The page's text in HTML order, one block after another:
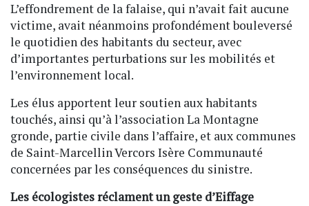
L’effondrement de la falaise, qui n’avait fait aucune
victime, avait néanmoins profondément bouleversé
le quotidien des habitants du secteur, avec
d’importantes perturbations sur les mobilités et
l’environnement local.
Les élus apportent leur soutien aux habitants
touchés, ainsi qu’à l’association La Montagne
gronde, partie civile dans l’affaire, et aux communes
de Saint-Marcellin Vercors Isère Communauté
concernées par les conséquences du sinistre.
Les écologistes réclament un geste d’Eiffage